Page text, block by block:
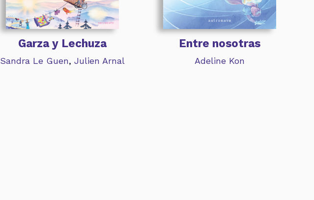
Garza y Lechuza
Sandra Le Guen, Julien Arnal
Entre nosotras
Adeline Kon